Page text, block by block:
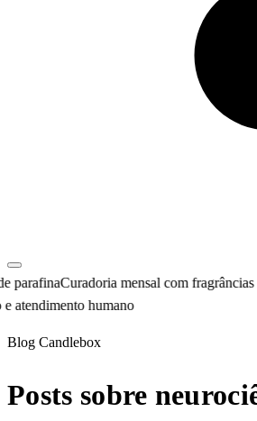
Curadoria mensal com fragrâncias
humano
Blog Candlebox
Posts sobre